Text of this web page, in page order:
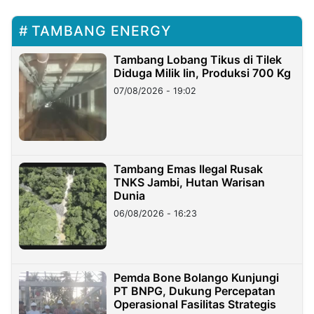
TAMBANG ENERGY
Tambang Lobang Tikus di Tilek
Diduga Milik Iin, Produksi 700 Kg
07/08/2026 - 19:02
Tambang Emas Ilegal Rusak
TNKS Jambi, Hutan Warisan
Dunia
06/08/2026 - 16:23
Pemda Bone Bolango Kunjungi
PT BNPG, Dukung Percepatan
Operasional Fasilitas Strategis